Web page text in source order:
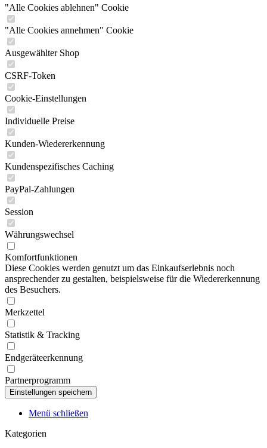
"Alle Cookies ablehnen" Cookie
"Alle Cookies annehmen" Cookie
Ausgewählter Shop
CSRF-Token
Cookie-Einstellungen
Individuelle Preise
Kunden-Wiedererkennung
Kundenspezifisches Caching
PayPal-Zahlungen
Session
Währungswechsel
Komfortfunktionen
Diese Cookies werden genutzt um das Einkaufserlebnis noch
ansprechender zu gestalten, beispielsweise für die Wiedererkennung
des Besuchers.
Merkzettel
Statistik & Tracking
Endgeräteerkennung
Partnerprogramm
Menü schließen
Kategorien